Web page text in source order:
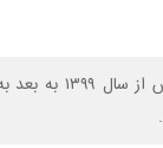
آتش‌زدن‌های